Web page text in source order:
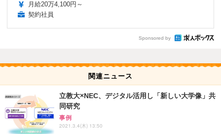
月給20万4,100円～
契約社員
Sponsored by
関連ニュース
立教大×NEC、デジタル活用し「新しい大学像」共
同研究
事例
2021.3.4(木) 13:50